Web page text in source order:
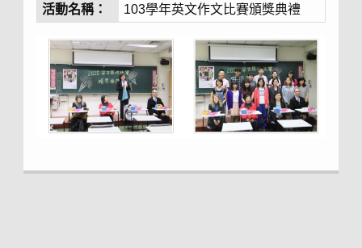
活動名稱：
103學年英文作文比賽頒獎典禮